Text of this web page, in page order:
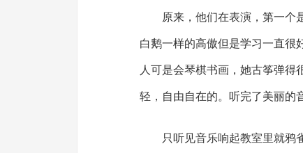
原来，他们在表演，第一个
白鹅一样的高傲但是学习一直很
人可是会琴棋书画，她古筝弹
轻，自由自在的。听完了美丽的
只听见音乐响起教室里就鸦